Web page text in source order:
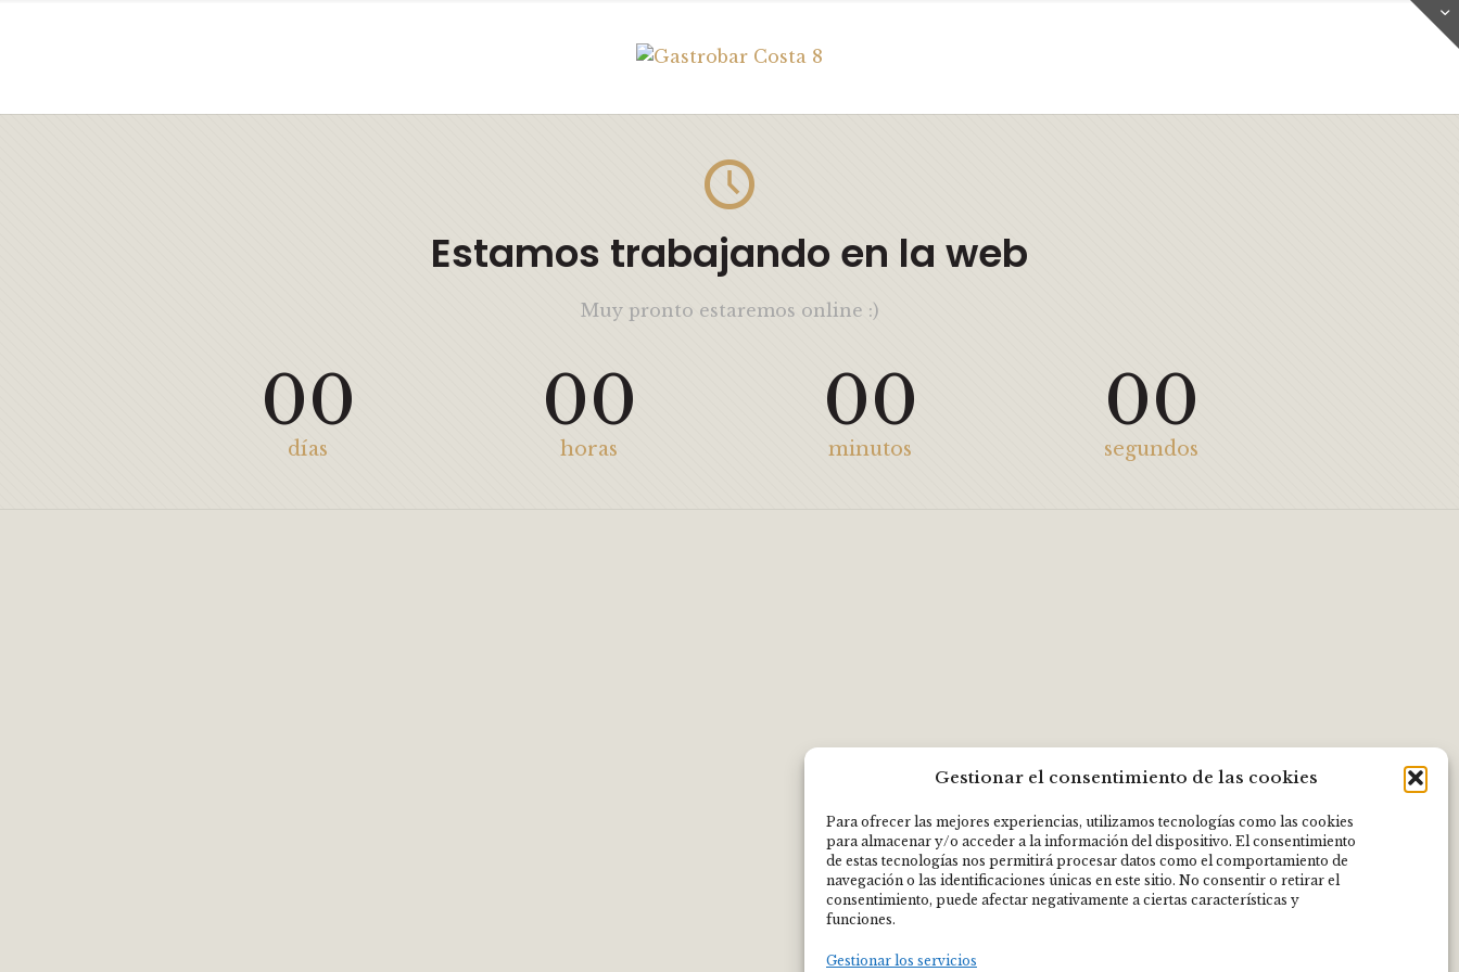
Gestionar el consentimiento de las cookies
Para ofrecer las mejores experiencias, utilizamos tecnologías como las cookies
para almacenar y/o acceder a la información del dispositivo. El consentimiento
de estas tecnologías nos permitirá procesar datos como el comportamiento de
navegación o las identificaciones únicas en este sitio. No consentir o retirar el
consentimiento, puede afectar negativamente a ciertas características y
funciones.
Gestionar los servicios
Estamos trabajando en la web
Muy pronto estaremos online :)
00
días
00
horas
00
minutos
00
segundos